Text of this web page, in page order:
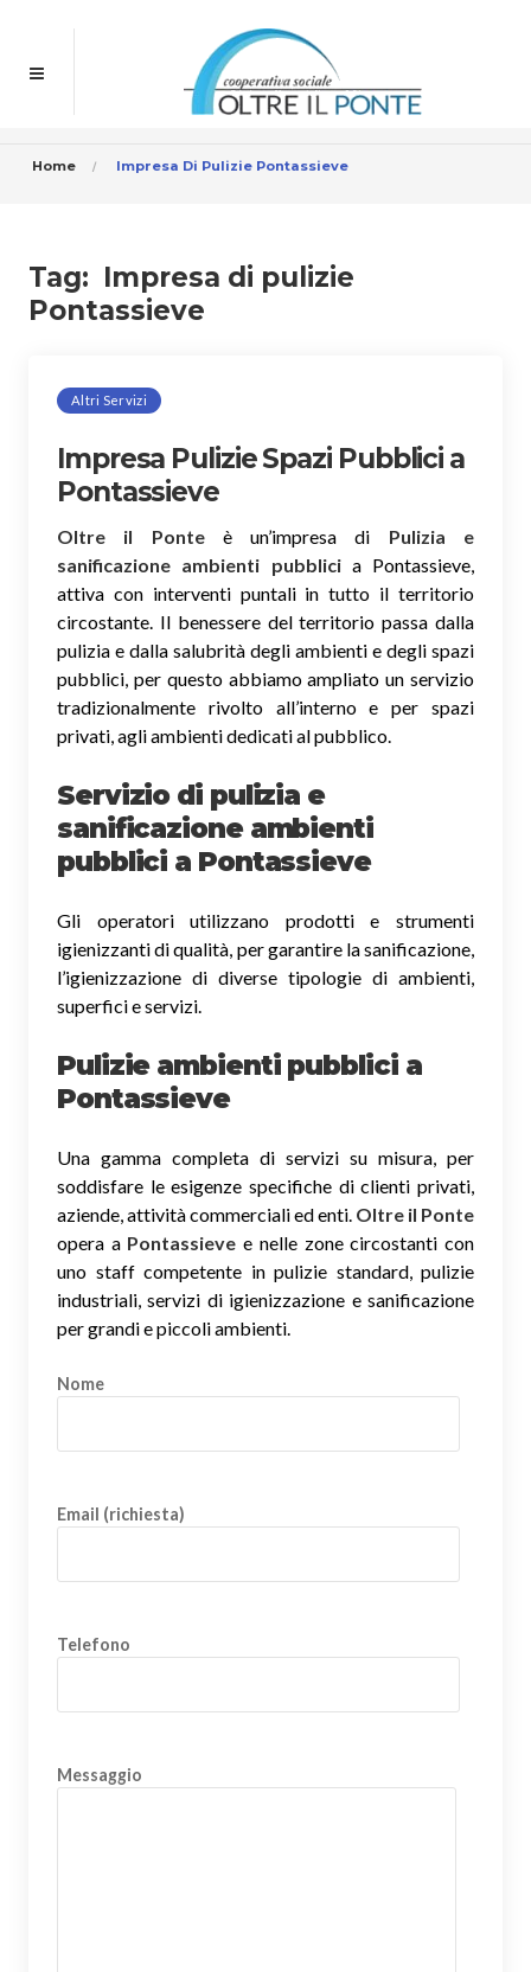
Home Impresa Di Pulizie Pontassieve
Tag: Impresa di pulizie
Pontassieve
Altri Servizi
Impresa Pulizie Spazi Pubblici a
Pontassieve
Oltre il Ponteè un’impresa di Pulizia e
sanificazione ambienti pubblicia Pontassieve,
attiva con interventi puntali in tutto il territorio
circostante. Il benessere del territorio passa dalla
pulizia e dalla salubrità degli ambienti e degli spazi
pubblici, per questo abbiamo ampliato un servizio
tradizionalmente rivolto all’interno e per spazi
privati, agli ambienti dedicati al pubblico.
Servizio di pulizia e
sanificazione ambienti
pubblici a Pontassieve
Gli operatori utilizzano prodotti e strumenti
igienizzanti di qualità, per garantire la sanificazione,
l’igienizzazione di diverse tipologie di ambienti,
superfici e servizi.
Pulizie ambienti pubblici a
Pontassieve
Una gamma completa di servizi su misura, per
soddisfare le esigenze specifiche di clienti privati,
aziende, attività commerciali ed enti. Oltre il Ponte
opera a Pontassieve e nelle zone circostanti con
uno staff competente in pulizie standard, pulizie
industriali, servizi di igienizzazione e sanificazione
per grandi e piccoli ambienti.
Nome
Email (richiesta)
Telefono
Messaggio